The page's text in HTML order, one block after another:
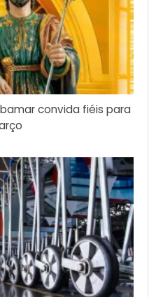
convida fiéis para